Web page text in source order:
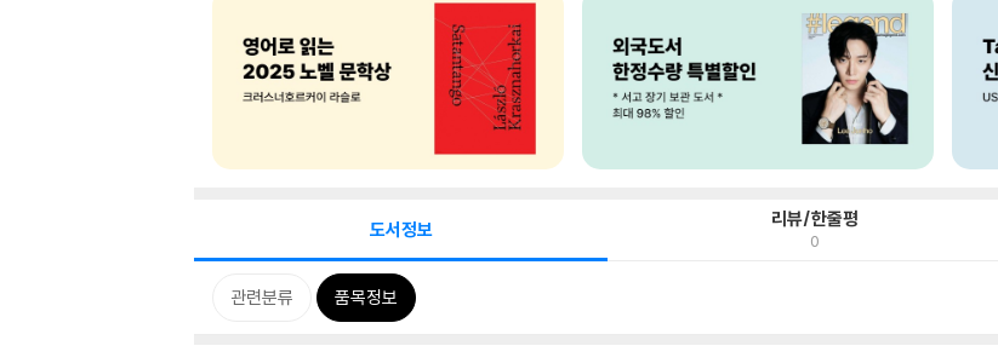
도서정보 리뷰/한줄평
0
관련분류 품목정보